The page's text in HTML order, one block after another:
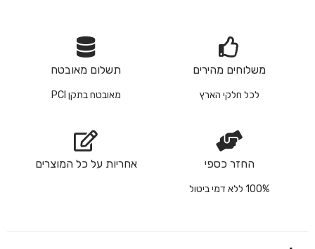
משלוחים מהירים
לכל חלקי הארץ
תשלום מאובטח
מאובטח בתקן PCI
החזר כספי
100% ללא דמי ביטול
אחריות על כל המוצרים